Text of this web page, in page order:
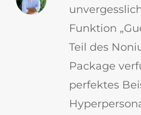
Funktion
Teil des
Package
perfektes